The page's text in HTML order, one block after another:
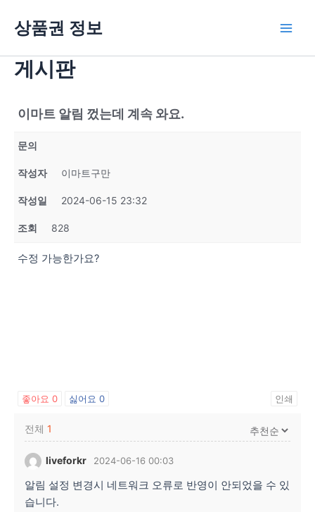
로
상품권 정보
게시판
이마트 알림 껐는데 계속 와요.
문의
작성자 이마트구만
작성일 2024-06-15 23:32
조회 828
수정 가능한가요?
좋아요 0 싫어요 0 인쇄
전체 1
liveforkr 2024-06-16 00:03
알림 설정 변경시 네트워크 오류로 반영이 안되었을 수 있
습니다.